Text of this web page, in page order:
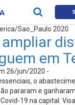
Sao_Paulo 2020
ampliar
em
26/jun/2020 -
o
pararam e
19 na capital.